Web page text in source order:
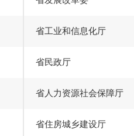
省工业和信息化厅
省民政厅
省人力资源社会保障厅
省住房城乡建设厅